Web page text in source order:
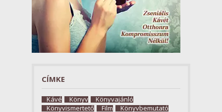
CÍMKE
Kávé Könyv
Könyvajánló
Könyvismertető
Film Könyvbemutató